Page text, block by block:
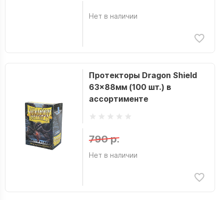
Нет в наличии
Протекторы Dragon Shield
63x88мм (100 шт.) в
ассортименте
790 р.
Нет в наличии